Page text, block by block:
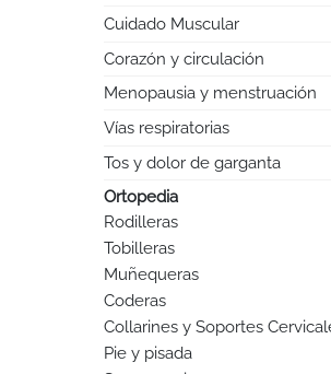
Cuidado Muscular
Corazón y circulación
Menopausia y menstruación
Vías respiratorias
Tos y dolor de garganta
Ortopedia
Rodilleras
Tobilleras
Muñequeras
Coderas
Collarines y Soportes
Pie y pisada